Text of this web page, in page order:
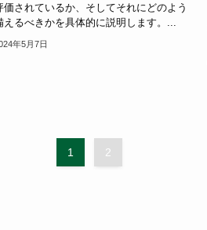
価されているか、そしてそれにどのよう
えるべきかを具体的に説明します。...
年5月7日
1 2